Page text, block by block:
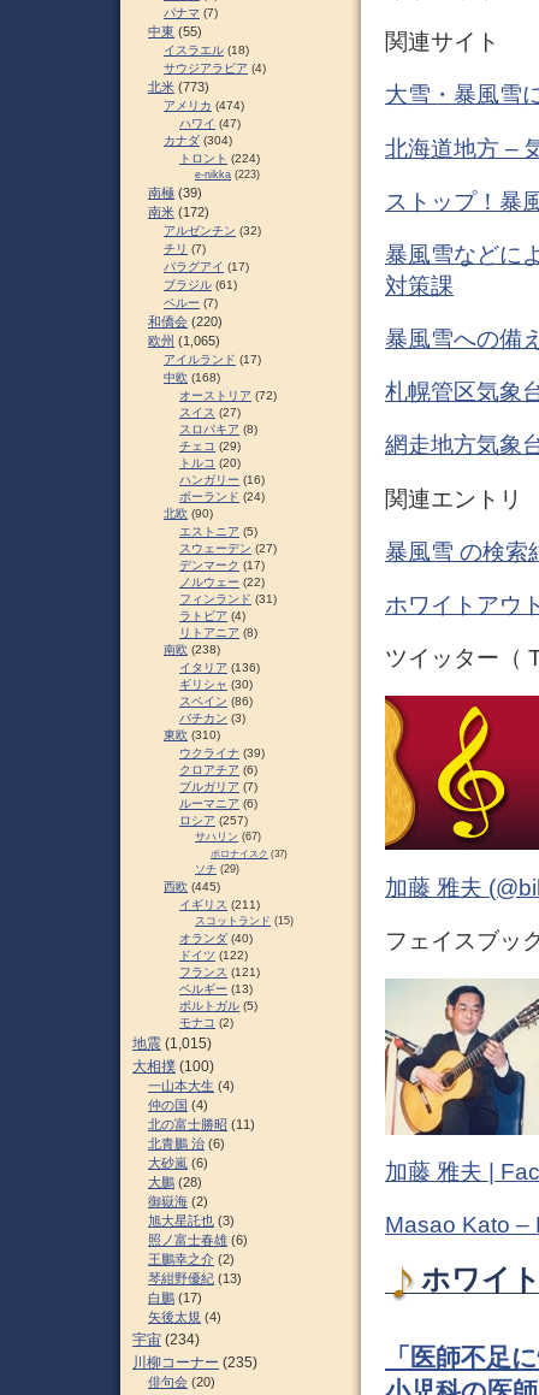
関連サイト
大雪・暴風雪
北海道地方 –
ストップ！暴
暴風雪などに
対策課
暴風雪への備
札幌管区気象
網走地方気象
関連エントリ
暴風雪 の検索
ホワイトアウ
ツイッター（
加藤 雅夫
フェイスブッ
加藤 雅夫 |
Masao Kato –
ホワイ
「医師不足
パナマ (7)
中東 (55)
イスラエル (18)
サウジアラビア (4)
北米 (773)
アメリカ (474)
ハワイ (47)
カナダ (304)
トロント (224)
e-nikka (223)
南極 (39)
南米 (172)
アルゼンチン (32)
チリ (7)
パラグアイ (17)
ブラジル (61)
ペルー (7)
和僑会 (220)
欧州 (1,065)
アイルランド (17)
中欧 (168)
オーストリア (72)
スイス (27)
スロパキア (8)
チェコ (29)
トルコ (20)
ハンガリー (16)
ポーランド (24)
北欧 (90)
エストニア (5)
スウェーデン (27)
デンマーク (17)
ノルウェー (22)
フィンランド (31)
ラトビア (4)
リトアニア (8)
南欧 (238)
イタリア (136)
ギリシャ (30)
スペイン (86)
バチカン (3)
東欧 (310)
ウクライナ (39)
クロアチア (6)
ブルガリア (7)
ルーマニア (6)
ロシア (257)
サハリン (67)
ポロナイスク (37)
ソチ (29)
西欧 (445)
イギリス (211)
スコットランド (15)
オランダ (40)
ドイツ (122)
フランス (121)
ベルギー (13)
ポルトガル (5)
モナコ (2)
地震 (1,015)
大相撲 (100)
一山本大生 (4)
仲の国 (4)
北の富士勝昭 (11)
北青鵬 治 (6)
大砂嵐 (6)
大鵬 (28)
御嶽海 (2)
旭大星託也 (3)
照ノ富士春雄 (6)
王鵬幸之介 (2)
琴紺野優紀 (13)
白鵬 (17)
矢後太規 (4)
宇宙 (234)
川柳コーナー (235)
俳句会 (20)